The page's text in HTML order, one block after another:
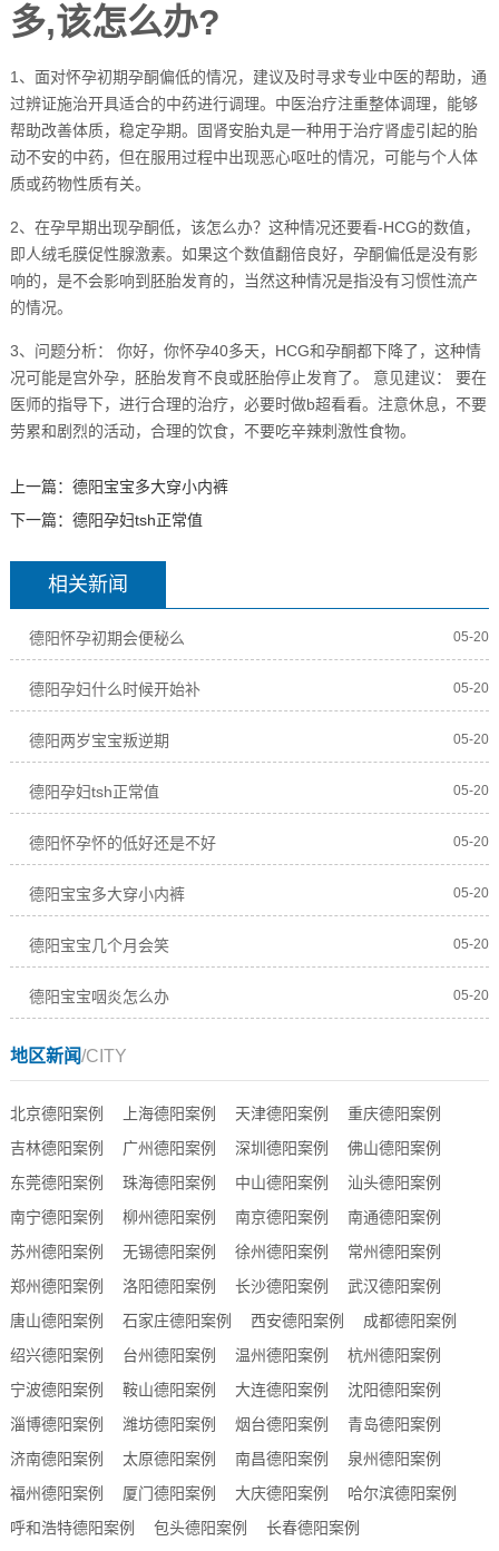
多,该怎么办?
1、面对怀孕初期孕酮偏低的情况，建议及时寻求专业中医的帮助，通
过辨证施治开具适合的中药进行调理。中医治疗注重整体调理，能够
帮助改善体质，稳定孕期。固肾安胎丸是一种用于治疗肾虚引起的胎
动不安的中药，但在服用过程中出现恶心呕吐的情况，可能与个人体
质或药物性质有关。
2、在孕早期出现孕酮低，该怎么办？这种情况还要看-HCG的数值，
即人绒毛膜促性腺激素。如果这个数值翻倍良好，孕酮偏低是没有影
响的，是不会影响到胚胎发育的，当然这种情况是指没有习惯性流产
的情况。
3、问题分析： 你好，你怀孕40多天，HCG和孕酮都下降了，这种情
况可能是宫外孕，胚胎发育不良或胚胎停止发育了。 意见建议： 要在
医师的指导下，进行合理的治疗，必要时做b超看看。注意休息，不要
劳累和剧烈的活动，合理的饮食，不要吃辛辣刺激性食物。
上一篇： 德阳宝宝多大穿小内裤
下一篇： 德阳孕妇tsh正常值
相关新闻
德阳怀孕初期会便秘么 05-20
德阳孕妇什么时候开始补 05-20
德阳两岁宝宝叛逆期 05-20
德阳孕妇tsh正常值 05-20
德阳怀孕怀的低好还是不好 05-20
德阳宝宝多大穿小内裤 05-20
德阳宝宝几个月会笑 05-20
德阳宝宝咽炎怎么办 05-20
地区新闻/CITY
北京德阳案例 上海德阳案例 天津德阳案例
重庆德阳案例
吉林德阳案例
广州德阳案例 深圳德阳案例
佛山德阳案例
东莞德阳案例
珠海德阳案例 中山德阳案例
汕头德阳案例
南宁德阳案例
柳州德阳案例 南京德阳案例
南通德阳案例
苏州德阳案例
无锡德阳案例 徐州德阳案例
常州德阳案例
郑州德阳案例
洛阳德阳案例 长沙德阳案例
武汉德阳案例
唐山德阳案例
石家庄德阳案例 西安德阳案例
成都德阳案例
绍兴德阳案例
台州德阳案例 温州德阳案例
杭州德阳案例
宁波德阳案例
鞍山德阳案例 大连德阳案例
沈阳德阳案例
淄博德阳案例
潍坊德阳案例 烟台德阳案例
青岛德阳案例
济南德阳案例
太原德阳案例 南昌德阳案例
泉州德阳案例
福州德阳案例
厦门德阳案例 大庆德阳案例
哈尔滨德阳案例
呼和浩特德阳案例
包头德阳案例 长春德阳案例